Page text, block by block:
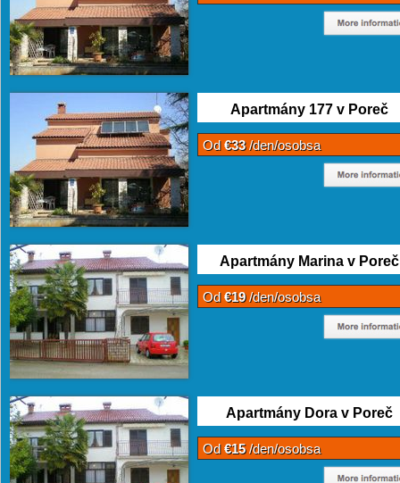
Apartmány 177 v Poreč
Od€33/den/osobsa
Apartmány Marina v Poreč
Od€19/den/osobsa
Apartmány Dora v Poreč
Od€15/den/osobsa